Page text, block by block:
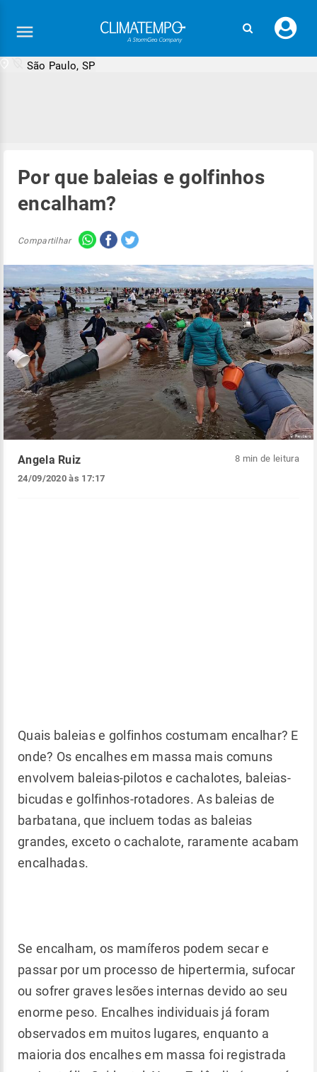
seu
São Paulo, SP
Por que baleias e golfinhos
encalham?
Compartilhar
Angela Ruiz
24/09/2020 às 17:17
8 min de leitura
Quais baleias e golfinhos costumam encalhar? E
onde? Os encalhes em massa mais comuns
envolvem baleias-pilotos e cachalotes, baleias-
bicudas e golfinhos-rotadores. As baleias de
barbatana, que incluem todas as baleias
grandes, exceto o cachalote, raramente acabam
encalhadas.
Se encalham, os mamíferos podem secar e
passar por um processo de hipertermia, sufocar
ou sofrer graves lesões internas devido ao seu
enorme peso. Encalhes individuais já foram
observados em muitos lugares, enquanto a
maioria dos encalhes em massa foi registrada